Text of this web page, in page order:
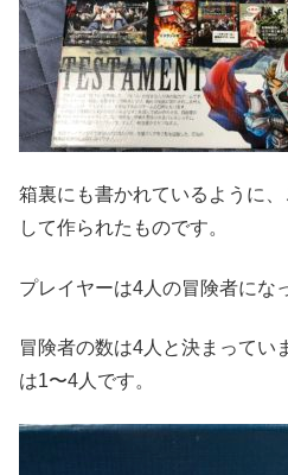
箱裏にも書かれているように
して作られたものです。
プレイヤーは4人の冒険者にな
冒険者の数は4人と決まってい
は1〜4人です。